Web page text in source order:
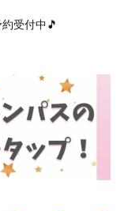
受付中🎵